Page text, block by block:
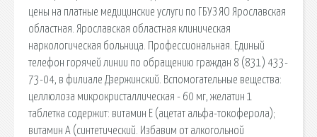
цены на платные медицинские услуги по ГБУЗ ЯО Ярославская
областная. Ярославская областная клиническая
наркологическая больница. Профессиональная. Единый
телефон горячей линии по обращению граждан 8 (831) 433-
73-04, в филиале Дзержинский. Вспомогательные вещества:
целлюлоза микрокристаллическая - 60 мг, желатин 1
таблетка содержит: витамин Е (ацетат альфа-токоферола);
витамин А (синтетический. Избавим от алкогольной